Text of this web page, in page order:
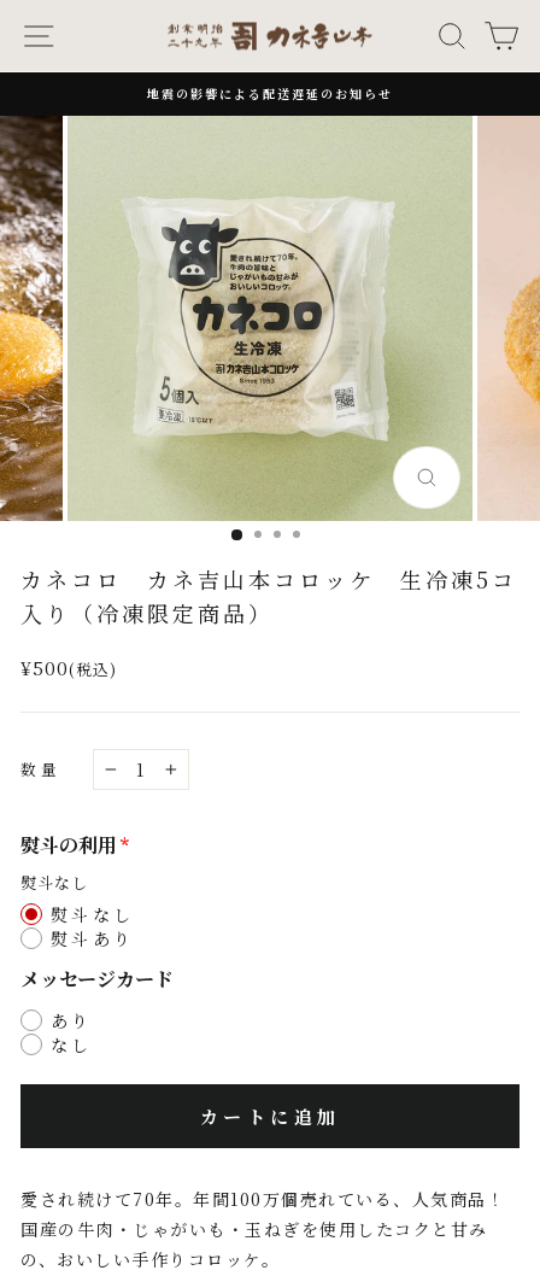
ナビゲーション キーワ
一
止
地震の影響による配送遅延のお知らせ
閉
じ
カネコロ カネ吉山本コロッケ 生冷凍5コ
入り（冷凍限定商品）
通
価
¥500(税込)
数量
+
熨斗の利用
熨斗なし
熨斗なし
熨斗あり
メッセージカード
あり
なし
カートに追加
愛され続けて70年。年間100万個売れている、人気商品！
国産の牛肉・じゃがいも・玉ねぎを使用したコクと甘み
の、おいしい手作りコロッケ。